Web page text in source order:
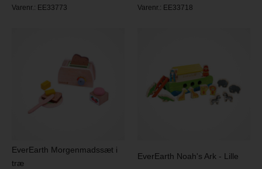
Varenr.: EE33773 Varenr.: EE33718
EverEarth Morgenmadssæt i
træ
EverEarth Noah's Ark - Lille